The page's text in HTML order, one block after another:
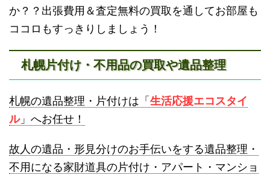
か？？出張費用＆査定無料の買取を通してお部屋も
ココロもすっきりしましょう！
札幌片付け・不用品の買取や遺品整理
札幌の遺品整理・片付けは「 生活応援エコスタイ
ル」へお任せ！
故人の遺品・形見分けのお手伝いをする遺品整理・
不用になる家財道具の片付け・アパート・マンショ